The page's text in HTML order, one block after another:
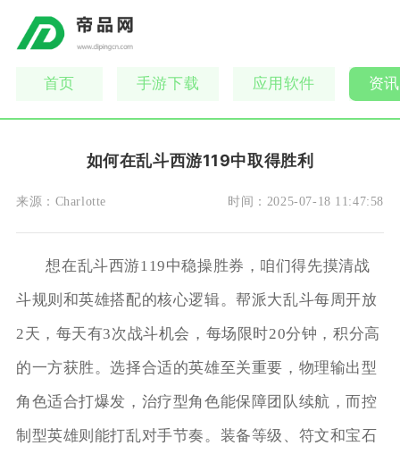
首页 手游下载 应用软件 资
如何在乱斗西游119中取得胜利
来源： Charlotte 时间： 2025-07-18 11:47:58
想在乱斗西游119中稳操胜券，咱们得先摸清战
斗规则和英雄搭配的核心逻辑。帮派大乱斗每周开放
2天，每天有3次战斗机会，每场限时20分钟，积分高
的一方获胜。选择合适的英雄至关重要，物理输出型
角色适合打爆发，治疗型角色能保障团队续航，而控
制型英雄则能打乱对手节奏。装备等级、符文和宝石